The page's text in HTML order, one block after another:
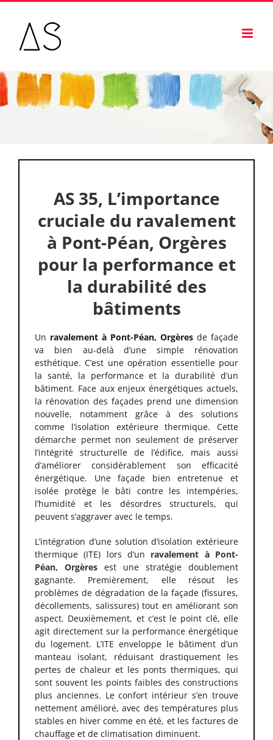
Passer
contenu
AS 35, L’importance
cruciale du ravalement
à Pont-Péan, Orgères
pour la performance et
la durabilité des
bâtiments
Un ravalement à Pont-Péan, Orgères de façade
va bien au-delà d’une simple rénovation
esthétique. C’est une opération essentielle pour
la santé, la performance et la durabilité d’un
bâtiment. Face aux enjeux énergétiques actuels,
la rénovation des façades prend une dimension
nouvelle, notamment grâce à des solutions
comme l’isolation extérieure thermique. Cette
démarche permet non seulement de préserver
l’intégrité structurelle de l’édifice, mais aussi
d’améliorer considérablement son efficacité
énergétique. Une façade bien entretenue et
isolée protège le bâti contre les intempéries,
l’humidité et les désordres structurels, qui
peuvent s’aggraver avec le temps.
L’intégration d’une solution d’isolation extérieure
thermique (ITE) lors d’un ravalement à Pont-
Péan, Orgères est une stratégie doublement
gagnante. Premièrement, elle résout les
problèmes de dégradation de la façade (fissures,
décollements, salissures) tout en améliorant son
aspect. Deuxièmement, et c’est le point clé, elle
agit directement sur la performance énergétique
du logement. L’ITE enveloppe le bâtiment d’un
manteau isolant, réduisant drastiquement les
pertes de chaleur et les ponts thermiques, qui
sont souvent les points faibles des constructions
plus anciennes. Le confort intérieur s’en trouve
nettement amélioré, avec des températures plus
stables en hiver comme en été, et les factures de
chauffage et de climatisation diminuent.